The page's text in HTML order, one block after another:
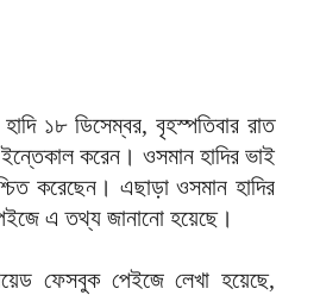
১৮ ডিসেম্বর, বৃহস্পতিবার রাত
ইন্তেকাল করেন। ওসমান হাদির ভাই
করেছেন। এছাড়া ওসমান হাদির
এ তথ্য জানানো হয়েছে।
ফেসবুক পেইজে লেখা হয়েছে,